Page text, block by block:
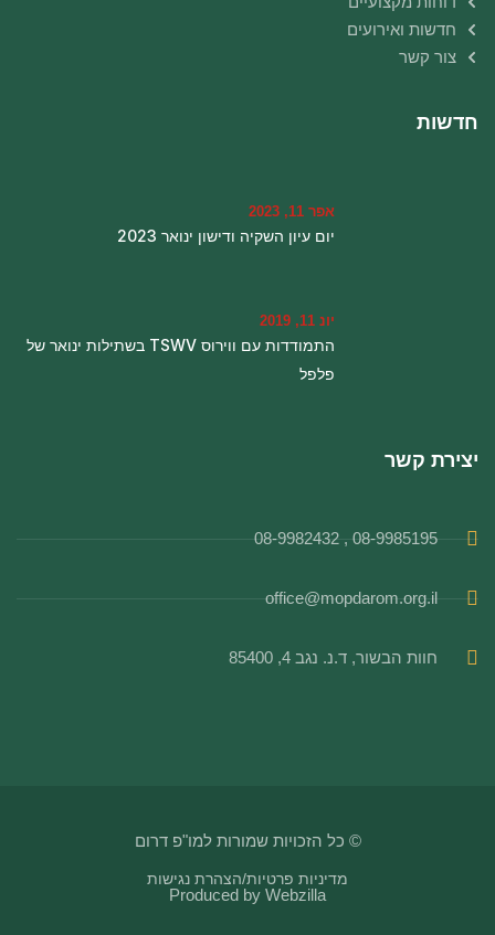
חדשות ואירועים
צור קשר
חדשות
אפר 11, 2023
יום עיון השקיה ודישון ינואר 2023
יונ 11, 2019
התמודדות עם ווירוס TSWV בשתילות ינואר של
פלפל
יצירת קשר
08-9985195 , 08-9982432
office@mopdarom.org.il
חוות הבשור, ד.נ. נגב 4, 85400
© כל הזכויות שמורות למו"פ דרום
מדיניות פרטיות/הצהרת נגישות
Produced by Webzilla